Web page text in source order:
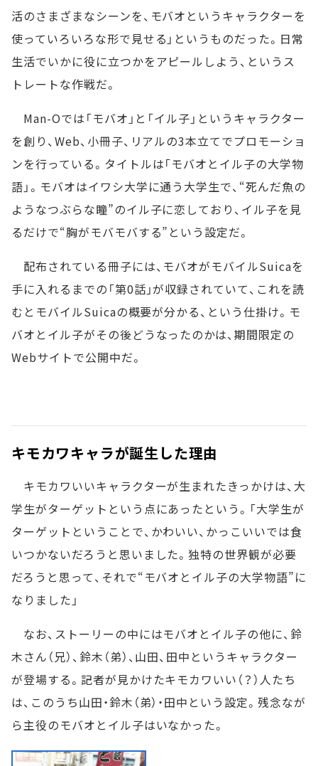
活のさまざまなシーンを、モバオというキャラクターを
使っていろいろな形で見せる」というものだった。日常
生活でいかに役に立つかをアピールしよう、というス
トレートな作戦だ。
Man-Oでは「モバオ」と「イル子」というキャラクター
を創り、Web、小冊子、リアルの3本立てでプロモーショ
ンを行っている。タイトルは「モバオとイル子の大学物
語」。モバオはイワシ大学に通う大学生で、“死んだ魚の
ようなつぶらな瞳”のイル子に恋しており、イル子を見
るだけで“胸がモバモバする”という設定だ。
配布されている冊子には、モバオがモバイルSuicaを
手に入れるまでの「第0話」が収録されていて、これを読
むとモバイルSuicaの概要が分かる、という仕掛け。モ
バオとイル子がその後どうなったのかは、期間限定の
Webサイトで公開中だ。
キモカワキャラが誕生した理由
キモカワいいキャラクターが生まれたきっかけは、大
学生がターゲットという点にあったという。「大学生が
ターゲットということで、かわいい、かっこいいでは食
いつかないだろうと思いました。独特の世界観が必要
だろうと思って、それで“モバオとイル子の大学物語”に
なりました」
なお、ストーリーの中にはモバオとイル子の他に、鈴
木さん（兄）、鈴木（弟）、山田、田中というキャラクター
が登場する。記者が見かけたキモカワいい（？）人たち
は、このうち山田・鈴木（弟）・田中という設定。残念なが
ら主役のモバオとイル子はいなかった。